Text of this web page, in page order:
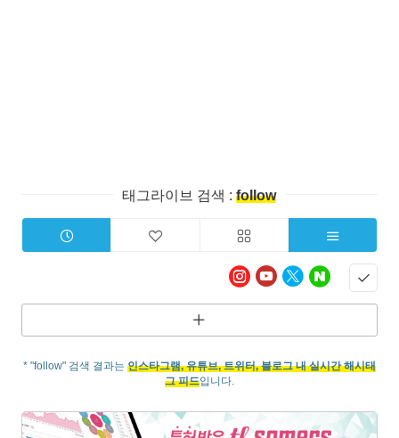
태그라이브 검색 :follow
* "follow" 검색 결과는 인스타그램, 유튜브, 트위터, 블로그 내 실시간 해시태
그 피드입니다.